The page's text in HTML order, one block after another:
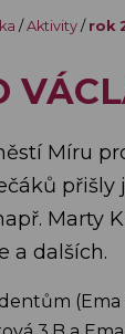
/Aktivity/ rok
Míru
přišly
Marty
a dalších.
(Ema